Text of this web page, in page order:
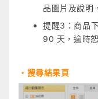
品圖片及說明
提醒3：商品
90 天，逾時
・搜尋結果頁